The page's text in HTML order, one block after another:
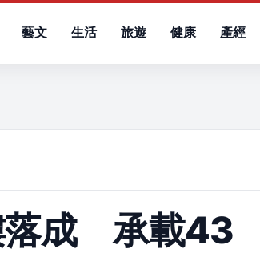
藝文 生活 旅遊 健康 產經
落成 承載43